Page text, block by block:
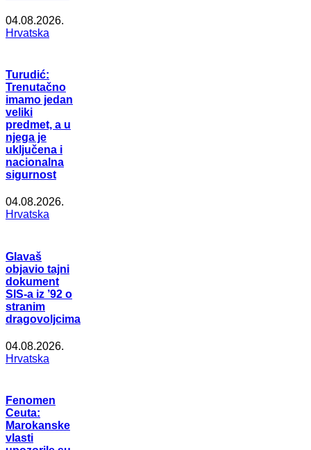
04.08.2026.
Hrvatska
Turudić:
Trenutačno
imamo jedan
veliki
predmet, a u
njega je
uključena i
nacionalna
sigurnost
04.08.2026.
Hrvatska
Glavaš
objavio tajni
dokument
SIS-a iz ’92 o
stranim
dragovoljcima
04.08.2026.
Hrvatska
Fenomen
Ceuta:
Marokanske
vlasti